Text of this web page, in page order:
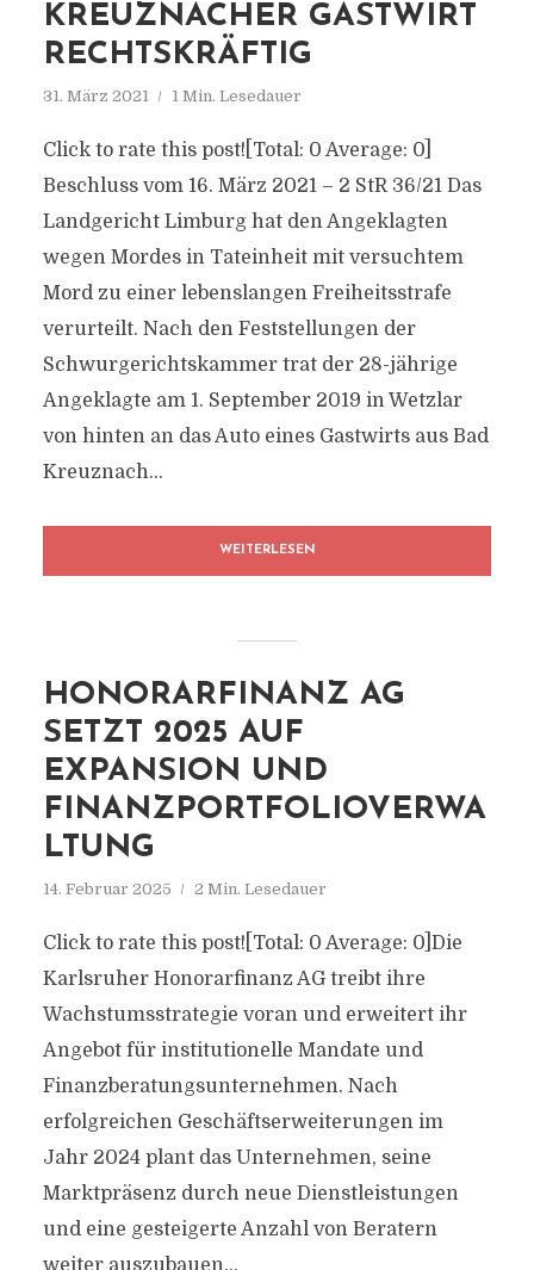
KREUZNACHER GASTWIRT
RECHTSKRÄFTIG
31. März 2021 1 Min. Lesedauer
Click to rate this post![Total: 0 Average: 0]
Beschluss vom 16. März 2021 – 2 StR 36/21 Das
Landgericht Limburg hat den Angeklagten
wegen Mordes in Tateinheit mit versuchtem
Mord zu einer lebenslangen Freiheitsstrafe
verurteilt. Nach den Feststellungen der
Schwurgerichtskammer trat der 28-jährige
Angeklagte am 1. September 2019 in Wetzlar
von hinten an das Auto eines Gastwirts aus Bad
Kreuznach...
WEITERLESEN
HONORARFINANZ AG
SETZT 2025 AUF
EXPANSION UND
FINANZPORTFOLIOVERWA
LTUNG
14. Februar 2025 2 Min. Lesedauer
Click to rate this post![Total: 0 Average: 0]Die
Karlsruher Honorarfinanz AG treibt ihre
Wachstumsstrategie voran und erweitert ihr
Angebot für institutionelle Mandate und
Finanzberatungsunternehmen. Nach
erfolgreichen Geschäftserweiterungen im
Jahr 2024 plant das Unternehmen, seine
Marktpräsenz durch neue Dienstleistungen
und eine gesteigerte Anzahl von Beratern
weiter auszubauen...